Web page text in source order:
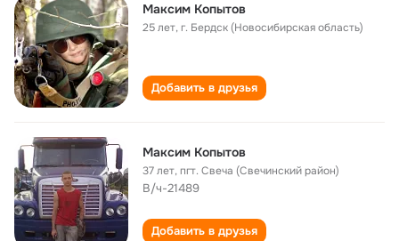
Максим Копытов
25 лет,г. Бердск (Новосибирская область)
Добавить в друзья
Максим Копытов
37 лет,пгт. Свеча (Свечинский район)
В/ч-21489
Добавить в друзья